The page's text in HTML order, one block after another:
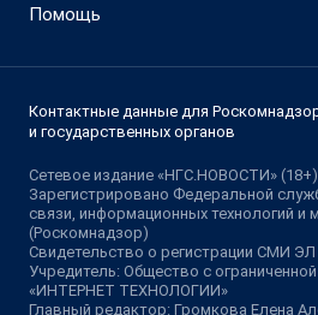
Помощь
Контактные данные для
и государственных органов
Сетевое издание «НГС.НОВОСТИ» (18+)
Зарегистрировано Федеральной
связи, информационных технологий и
(Роскомнадзор)
Свидетельство о регистрации СМИ
Учредитель: Общество с
«ИНТЕРНЕТ ТЕХНОЛОГИИ»
Главный редактор: Громкова Елена